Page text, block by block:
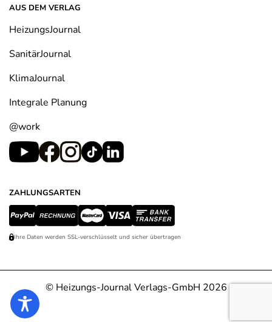
AUS DEM VERLAG
HeizungsJournal
SanitärJournal
KlimaJournal
Integrale Planung
@work
ZAHLUNGSARTEN
Ihre Daten werden SSL-verschlüsselt und sicher übertragen
© Heizungs-Journal Verlags-GmbH 2026